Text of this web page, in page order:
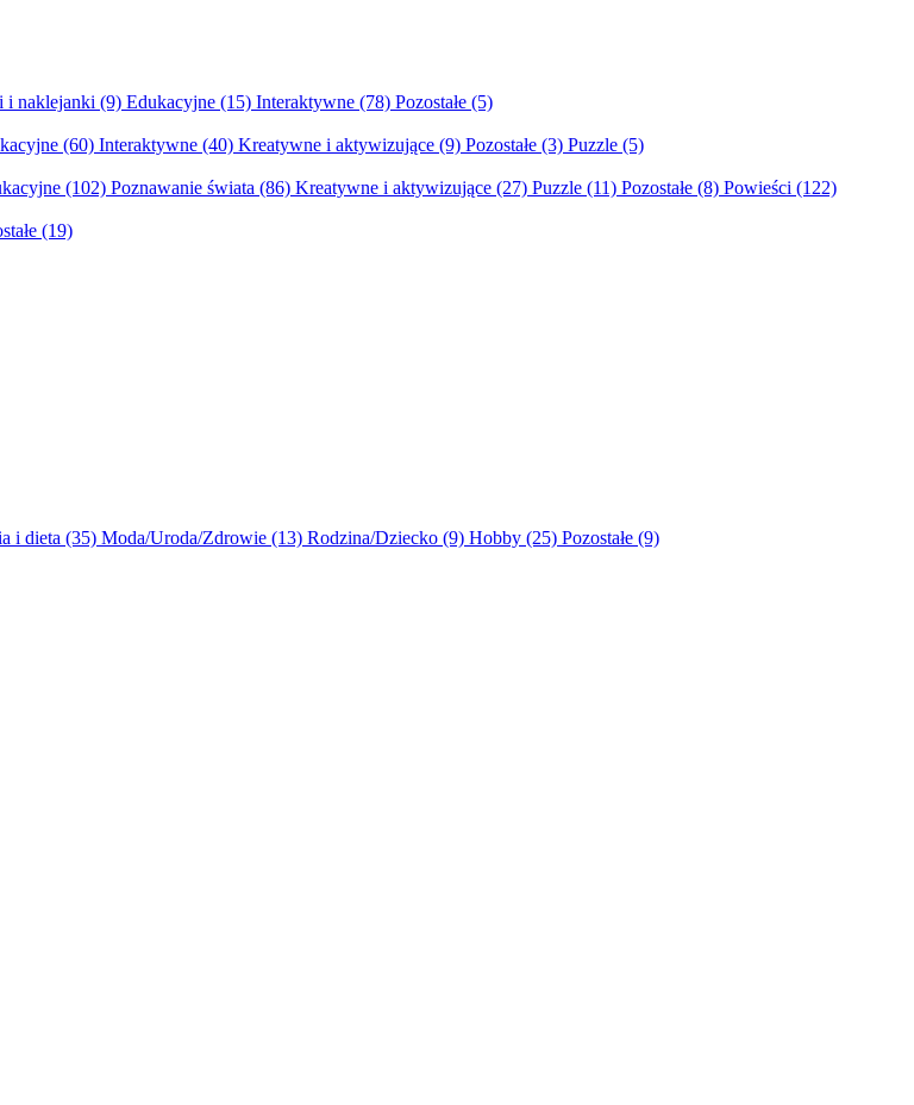
i naklejanki (9) Edukacyjne (15) Interaktywne (78) Pozostałe (5)
(60) Interaktywne (40) Kreatywne i aktywizujące (9) Pozostałe (3) Puzzle (5)
(102) Poznawanie świata (86) Kreatywne i aktywizujące (27) Puzzle (11) Pozostałe (8) Powieści (122)
(19)
i dieta (35) Moda/Uroda/Zdrowie (13) Rodzina/Dziecko (9) Hobby (25) Pozostałe (9)